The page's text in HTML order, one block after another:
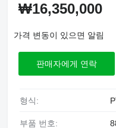
₩16,350,000
가격 변동이 있으면 알림
판매자에게 연락
형식:
부품 번호: